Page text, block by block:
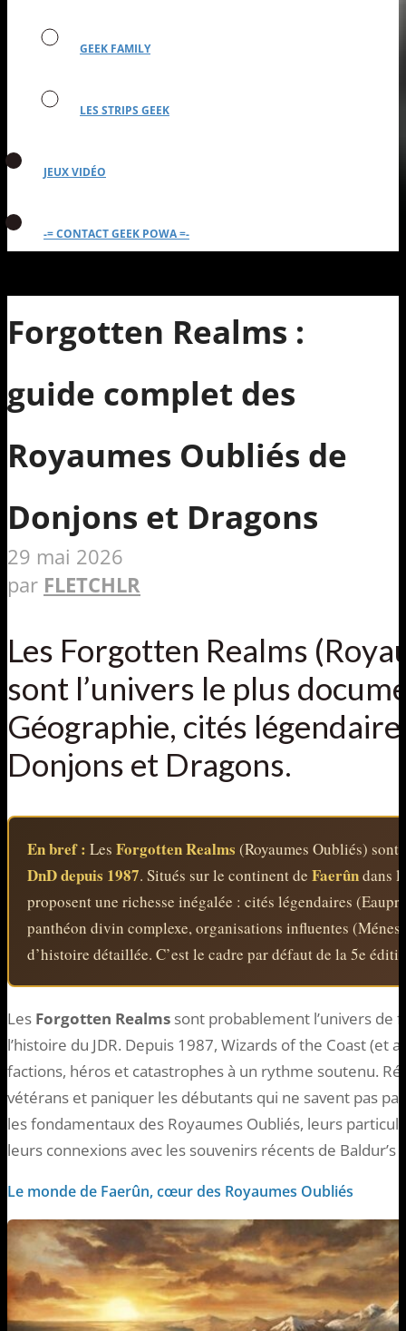
GEEK FAMILY
LES STRIPS GEEK
JEUX VIDÉO
-= CONTACT GEEK POWA =-
Forgotten Realms :
guide complet des
Royaumes Oubliés de
Donjons et Dragons
29 mai 2026
par FLETCHLR
Les Forgotten Realms
sont l’univers le plus
Géographie, cités
Donjons et Dragons.
En bref : Les Forgotten Realms (Royaumes Oubliés)
DnD depuis 1987. Situés sur le continent de Faerûndans
proposent une richesse inégalée : cités légendaires
panthéon divin complexe, organisations influentes
d’histoire détaillée. C’est le cadre par défaut de la 5e
Les Forgotten Realms sont probablement l’univers de
l’histoire du JDR. Depuis 1987, Wizards of the Coast (et
factions, héros et catastrophes à un rythme soutenu.
vétérans et paniquer les débutants qui ne savent pas
les fondamentaux des Royaumes Oubliés, leurs
leurs connexions avec les souvenirs récents de Baldur’s
Le monde de Faerûn, cœur des Royaumes Oubliés